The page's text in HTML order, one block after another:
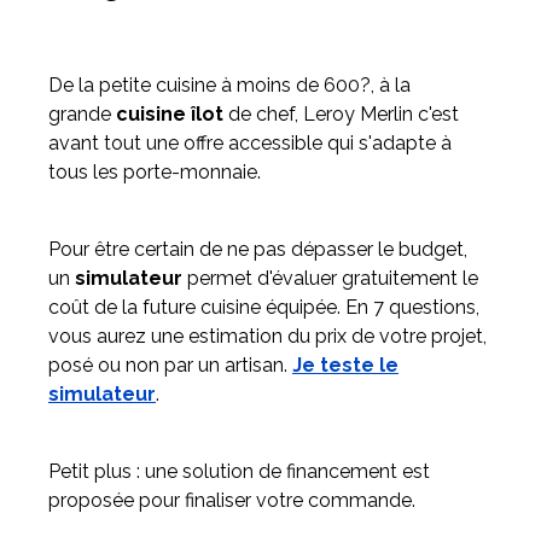
De la petite cuisine à moins de 600?, à la
grande cuisine îlot de chef, Leroy Merlin c'est
avant tout une offre accessible qui s'adapte à
tous les porte-monnaie.
Pour être certain de ne pas dépasser le budget,
un simulateur permet d'évaluer gratuitement le
coût de la future cuisine équipée. En 7 questions,
vous aurez une estimation du prix de votre projet,
posé ou non par un artisan. Je teste le
simulateur.
Petit plus : une solution de financement est
proposée pour finaliser votre commande.